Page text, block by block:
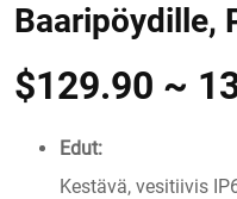
Baaripöydille,
$129.90 ~
Edut:
Kestävä, vesitiivis